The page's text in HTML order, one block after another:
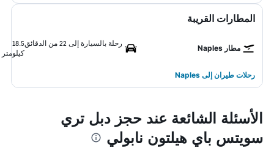
المطارات القريبة
مطار Naples
رحلة بالسيارة إلى 22 من الدقائق
18.5
كيلومتر
رحلات طيران إلى Naples
الأسئلة الشائعة عند حجز دبل تري
سويتس باي هيلتون نابولي